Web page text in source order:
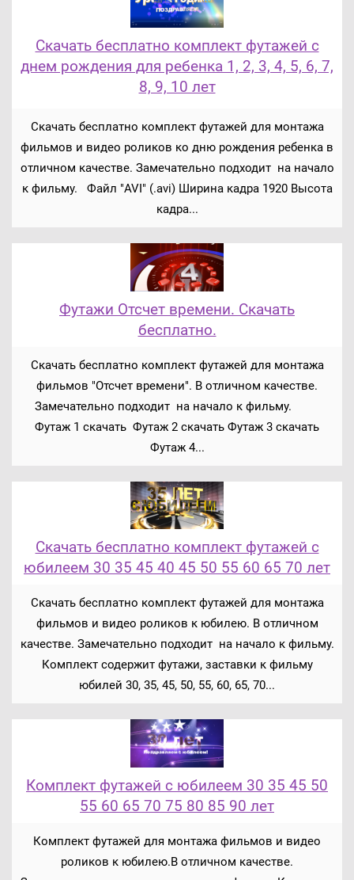
Скачать бесплатно комплект футажей с
днем рождения для ребенка 1, 2, 3, 4, 5, 6, 7,
8, 9, 10 лет
Скачать бесплатно комплект футажей для монтажа
фильмов и видео роликов ко дню рождения ребенка в
отличном качестве. Замечательно подходит на начало
к фильму. Файл "AVI" (.avi) Ширина кадра 1920 Высота
кадра...
Футажи Отсчет времени. Скачать
бесплатно.
Скачать бесплатно комплект футажей для монтажа
фильмов "Отсчет времени". В отличном качестве.
Замечательно подходит на начало к фильму.
Футаж 1 скачать Футаж 2 скачать Футаж 3 скачать
Футаж 4...
Скачать бесплатно комплект футажей с
юбилеем 30 35 45 40 45 50 55 60 65 70 лет
Скачать бесплатно комплект футажей для монтажа
фильмов и видео роликов к юбилею. В отличном
качестве. Замечательно подходит на начало к фильму.
Комплект содержит футажи, заставки к фильму
юбилей 30, 35, 45, 50, 55, 60, 65, 70...
Комплект футажей с юбилеем 30 35 45 50
55 60 65 70 75 80 85 90 лет
Комплект футажей для монтажа фильмов и видео
роликов к юбилею.В отличном качестве.